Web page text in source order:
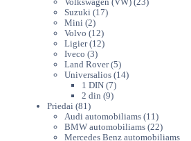
Suzuki 1717
Mini 22
produktai
Volvo 1212
produktų
Ligier 1212
Iveco 33
produktai
Land Rover 55
produktai
Universalios 1414
1 DIN 77
produktai
2 din 99
Priedai 81 81
produktas
Audi automobiliams 11 11
produktų
BMW automobiliams 2222
produktai
Mercedes Benz automobiliams